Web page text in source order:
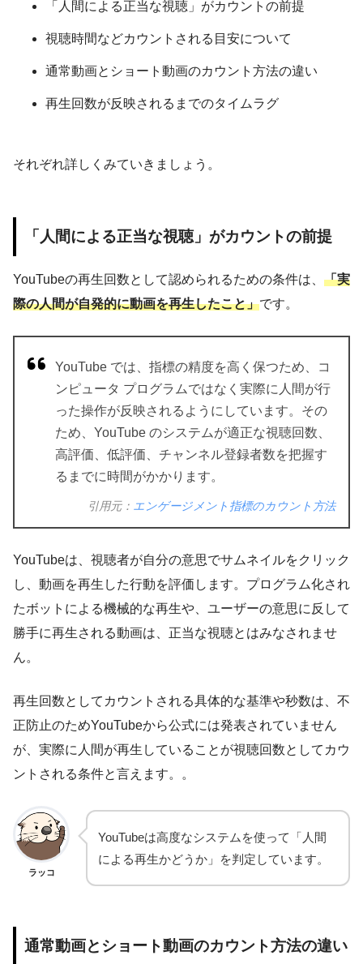
「人間による正当な視聴」がカウントの前提
視聴時間などカウントされる目安について
通常動画とショート動画のカウント方法の違い
再生回数が反映されるまでのタイムラグ
それぞれ詳しくみていきましょう。
「人間による正当な視聴」がカウントの前提
YouTubeの再生回数として認められるための条件は、 「実
際の人間が自発的に動画を再生したこと」です。
YouTube では、指標の精度を高く保つため、コ
ンピュータ プログラムではなく実際に人間が行
った操作が反映されるようにしています。その
ため、YouTube のシステムが適正な視聴回数、
高評価、低評価、チャンネル登録者数を把握す
るまでに時間がかかります。
引用元： エンゲージメント指標のカウント方法
YouTubeは、視聴者が自分の意思でサムネイルをクリック
し、動画を再生した行動を評価します。プログラム化され
たボットによる機械的な再生や、ユーザーの意思に反して
勝手に再生される動画は、正当な視聴とはみなされませ
ん。
再生回数としてカウントされる具体的な基準や秒数は、不
正防止のためYouTubeから公式には発表されていません
が、実際に人間が再生していることが視聴回数としてカウ
ントされる条件と言えます。。
ラッコ
YouTubeは高度なシステムを使って「人間
による再生かどうか」を判定しています。
通常動画とショート動画のカウント方法の違い